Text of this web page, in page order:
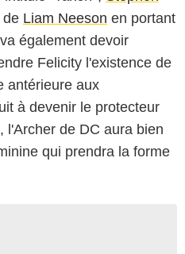
de Liam Neeson en portant
également devoir
Felicity l'existence de
antérieure aux
à devenir le protecteur
l'Archer de DC aura bien
qui prendra la forme